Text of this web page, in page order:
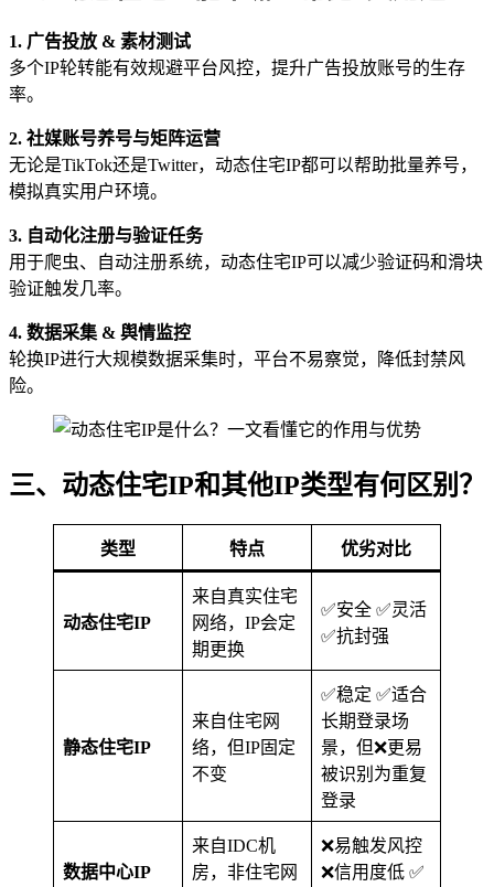
1. 广告投放 & 素材测试
多个IP轮转能有效规避平台风控，提升广告投放账号的生存
率。
2. 社媒账号养号与矩阵运营
无论是TikTok还是Twitter，动态住宅IP都可以帮助批量养号，
模拟真实用户环境。
3. 自动化注册与验证任务
用于爬虫、自动注册系统，动态住宅IP可以减少验证码和滑块
验证触发几率。
4. 数据采集 & 舆情监控
轮换IP进行大规模数据采集时，平台不易察觉，降低封禁风
险。
三、动态住宅IP和其他IP类型有何区别？
类型 特点 优劣对比
动态住宅IP
来自真实住宅
网络，IP会定
期更换
✅安全 ✅灵活
✅抗封强
静态住宅IP
来自住宅网
络，但IP固定
不变
✅稳定 ✅适合
长期登录场
景，但❌更易
被识别为重复
登录
数据中心IP
来自IDC机
房，非住宅网
❌易触发风控
❌信用度低 ✅